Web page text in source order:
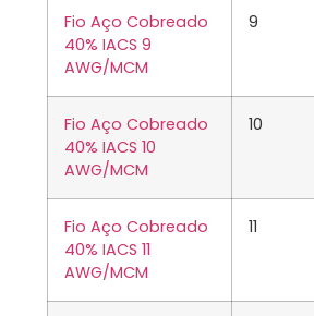
Fio Aço Cobreado
40% IACS 9
AWG/MCM
9
Fio Aço Cobreado
40% IACS 10
AWG/MCM
10
Fio Aço Cobreado
40% IACS 11
AWG/MCM
11